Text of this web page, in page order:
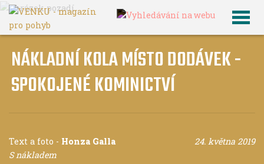
NÁKLADNÍ KOLA MÍSTO DODÁVEK -
SPOKOJENÉ KOMINICTVÍ
Text a foto - Honza Galla
24. května 2019
S nákladem